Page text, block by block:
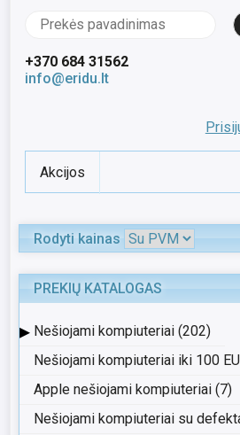
Ieškoti:
+370 684 31562
info@eridu.lt
Akcijos
Rodyti kainas
PREKIŲ KATALOGAS
▸ Nešiojami kompiuteriai (202)
Nešiojami kompiuteriai iki 100
Apple nešiojami kompiuteriai (7)
Nešiojami kompiuteriai su